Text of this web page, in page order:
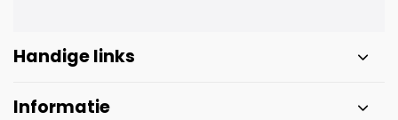
Handige links
Informatie